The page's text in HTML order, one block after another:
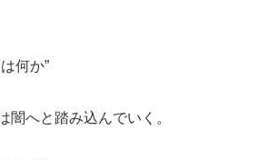
何か”
闇へと踏み込んでいく。